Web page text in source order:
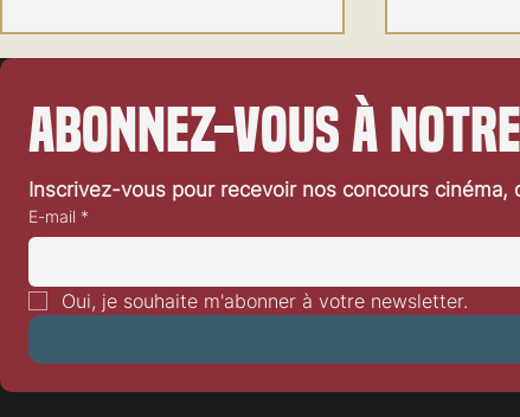
: Le Ghostbusters World
Thomas
Abonnez-vous à
Inscrivez-vous pour recevoir nos concours
E-mail *
Oui, je souhaite m'abonner à votre newsletter.